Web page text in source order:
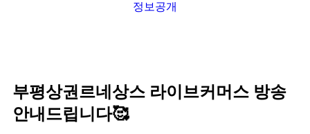
정보공개
부평상권르네상스 라이브커머스 방송
안내드립니다🥰